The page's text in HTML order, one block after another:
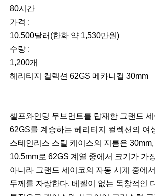
80시간
가격 :
10,500달러(한화 약 1,530만원)
수량 :
1,200개
헤리티지 컬렉션 62GS 메카니컬 30mm
셀프와인딩 무브먼트를 탑재한 그랜드 세
62GS를 계승하는 헤리티지 컬렉션의 여
스테인리스 스틸 케이스의 지름은
10.5mm로 62GS 계열 중에서 크기가 가
아니라 그랜드 세이코의 자동 시계 중에
두께를 자랑한다. 베젤이 없는 독창적인